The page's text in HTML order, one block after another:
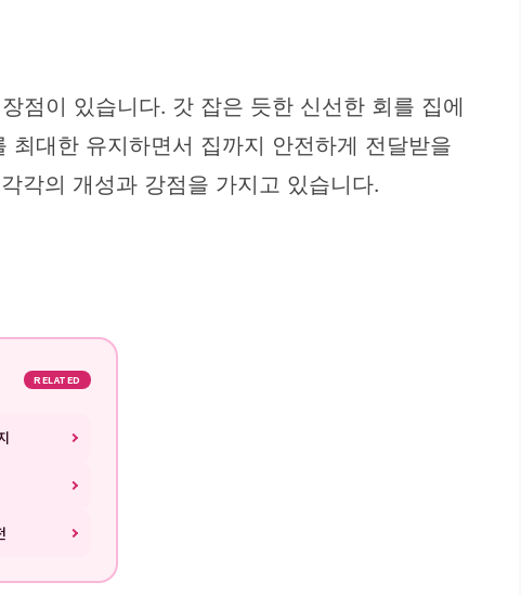
점이 있습니다. 갓 잡은 듯한 신선한 회를 집에
대한 유지하면서 집까지 안전하게 전달받을
각의 개성과 강점을 가지고 있습니다.
RELATED